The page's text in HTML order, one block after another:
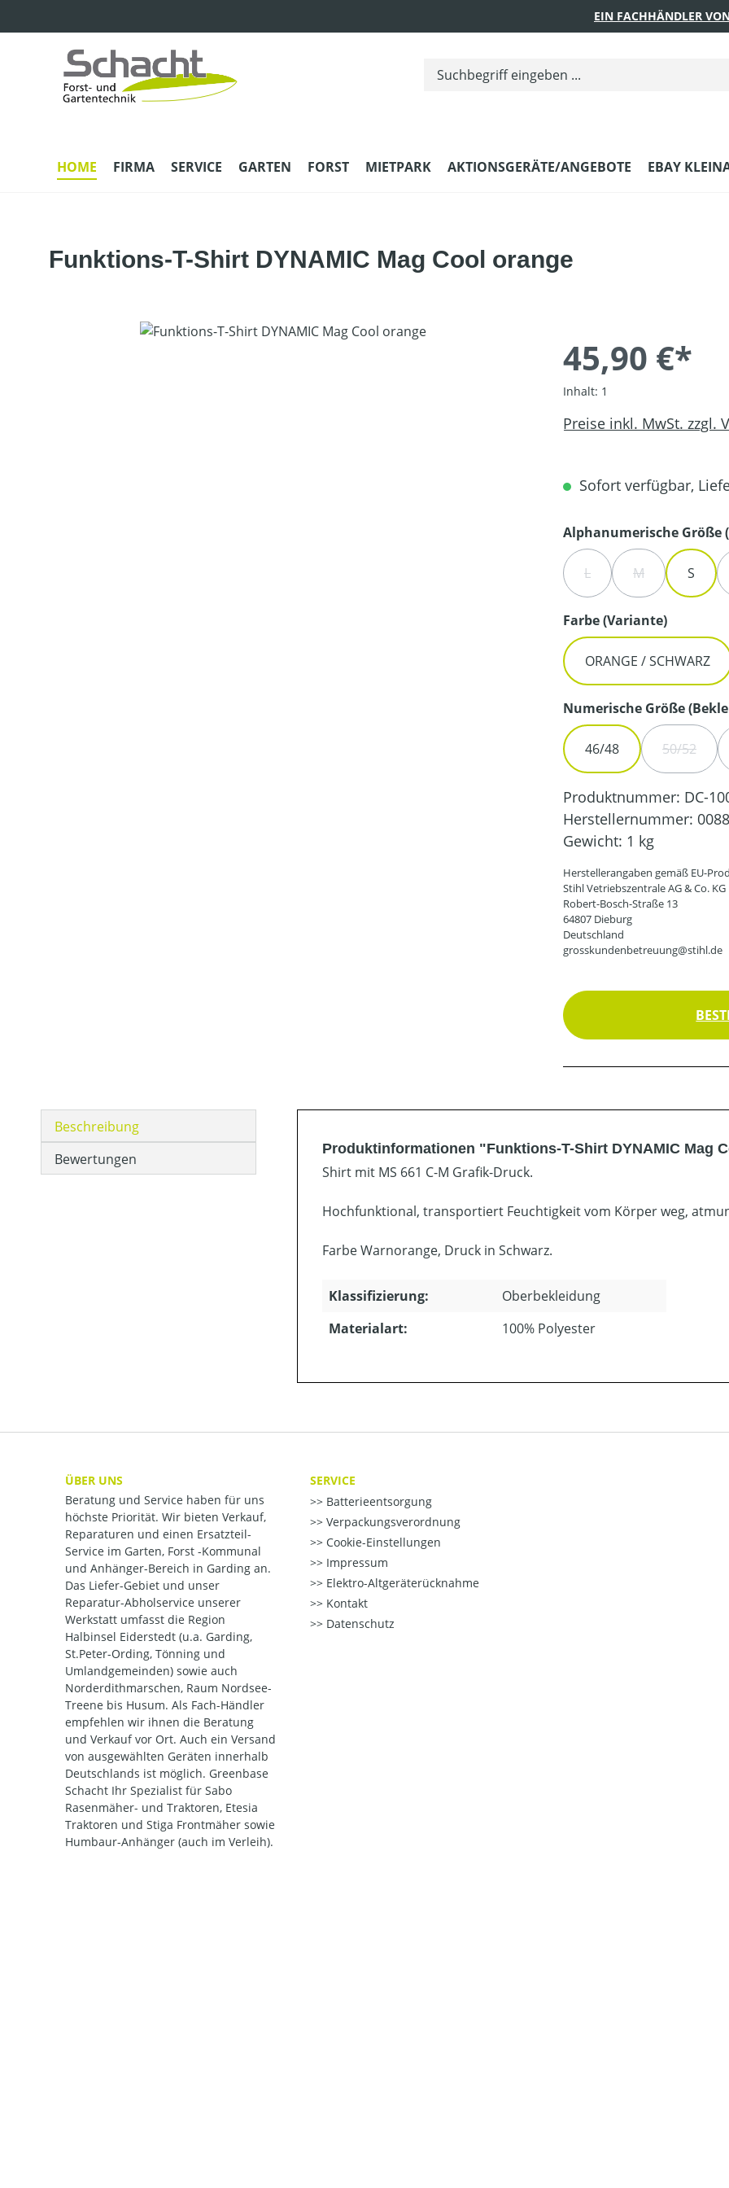
EIN FACHHÄNDLER
HOME FIRMA SERVICE GARTEN FORST MIETPARK AKTIONSGERÄTE/ANGEBOTE EBAY
Funktions-T-Shirt DYNAMIC Mag Cool orange
Bildergalerie überspringen
45,90 €*
Inhalt: 1
Preise inkl. MwSt. zzgl.
Sofort verfügbar,
Alphanumerische Größe
L(DIESE OPTION IST
M(DIESE OPTION
S
Farbe (Variante)
ORANGE / SCHWARZ
Numerische Größe
46/48 50/52(DIESE
Produktnummer: DC-
Herstellernummer:
Gewicht: 1 kg
Herstellerangaben gemäß EU-
Stihl Vetriebszentrale AG & Co. KG
Robert-Bosch-Straße 13
64807 Dieburg
Deutschland
grosskundenbetreuung@stihl.de
Beschreibung
Bewertungen
Produktinformationen "Funktions-T-Shirt DYNAMIC Mag
Shirt mit MS 661 C-M Grafik-Druck.
Hochfunktional, transportiert Feuchtigkeit vom Körper weg,
Farbe Warnorange, Druck in Schwarz.
Klassifizierung:
Oberbekleidung
Materialart:
100% Polyester
ÜBER UNS
Beratung und Service haben für uns
höchste Priorität. Wir bieten Verkauf,
Reparaturen und einen Ersatzteil-
Service im Garten, Forst -Kommunal
und Anhänger-Bereich in Garding an.
Das Liefer-Gebiet und unser
Reparatur-Abholservice unserer
Werkstatt umfasst die Region
Halbinsel Eiderstedt (u.a. Garding,
St.Peter-Ording, Tönning und
Umlandgemeinden) sowie auch
Norderdithmarschen, Raum Nordsee-
Treene bis Husum. Als Fach-Händler
empfehlen wir ihnen die Beratung
und Verkauf vor Ort. Auch ein Versand
von ausgewählten Geräten innerhalb
Deutschlands ist möglich. Greenbase
Schacht Ihr Spezialist für Sabo
Rasenmäher- und Traktoren, Etesia
Traktoren und Stiga Frontmäher sowie
Humbaur-Anhänger (auch im Verleih).
SERVICE
Batterieentsorgung
Verpackungsverordnung
Cookie-Einstellungen
Impressum
Elektro-Altgeräterücknahme
Kontakt
Datenschutz